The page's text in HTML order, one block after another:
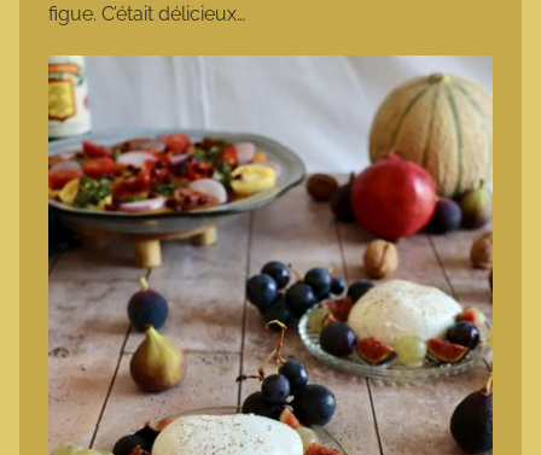
figue. C’était délicieux…